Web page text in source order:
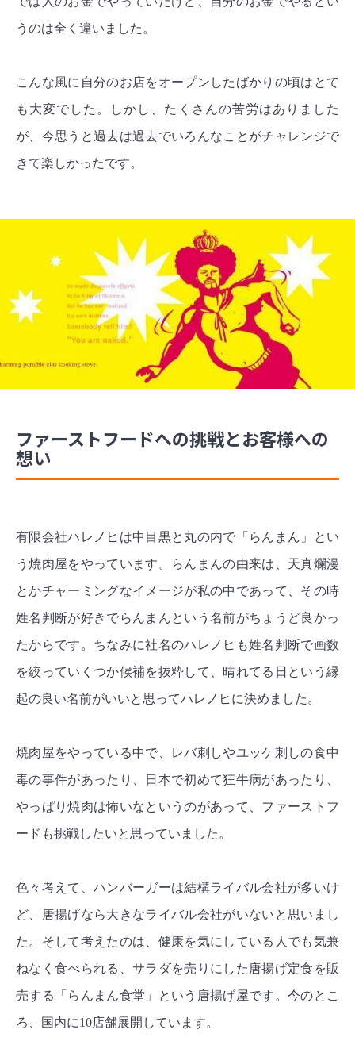
うのは全く違いました。
こんな風に自分のお店をオープンしたばかりの頃はとて
も大変でした。しかし、たくさんの苦労はありました
が、今思うと過去は過去でいろんなことがチャレンジで
きて楽しかったです。
ファーストフードへの挑戦とお客様への
想い
有限会社ハレノヒは中目黒と丸の内で「らんまん」とい
う焼肉屋をやっています。らんまんの由来は、天真爛漫
とかチャーミングなイメージが私の中であって、その時
姓名判断が好きでらんまんという名前がちょうど良かっ
たからです。ちなみに社名のハレノヒも姓名判断で画数
を絞っていくつか候補を抜粋して、晴れてる日という縁
起の良い名前がいいと思ってハレノヒに決めました。
焼肉屋をやっている中で、レバ刺しやユッケ刺しの食中
毒の事件があったり、日本で初めて狂牛病があったり、
やっぱり焼肉は怖いなというのがあって、ファーストフ
ードも挑戦したいと思っていました。
色々考えて、ハンバーガーは結構ライバル会社が多いけ
ど、唐揚げなら大きなライバル会社がいないと思いまし
た。そして考えたのは、健康を気にしている人でも気兼
ねなく食べられる、サラダを売りにした唐揚げ定食を販
売する「らんまん食堂」という唐揚げ屋です。今のとこ
ろ、国内に10店舗展開しています。